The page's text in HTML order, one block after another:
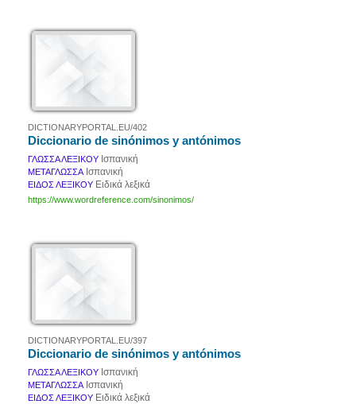
DICTIONARYPORTAL.EU/402
Diccionario de sinónimos y antónimos
ΓΛΩΣΣΑ ΛΕΞΙΚΟΥ Ισπανική
ΜΕΤΑΓΛΩΣΣΑ Ισπανική
ΕΙΔΟΣ ΛΕΞΙΚΟΥ Ειδικά λεξικά
https://www.wordreference.com/sinonimos/
DICTIONARYPORTAL.EU/397
Diccionario de sinónimos y antónimos
ΓΛΩΣΣΑ ΛΕΞΙΚΟΥ Ισπανική
ΜΕΤΑΓΛΩΣΣΑ Ισπανική
ΕΙΔΟΣ ΛΕΞΙΚΟΥ Ειδικά λεξικά